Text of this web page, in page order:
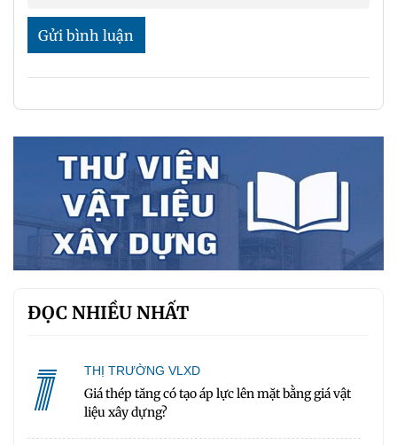
Gửi bình luận
ĐỌC NHIỀU NHẤT
1 THỊ TRƯỜNG VLXD
Giá thép tăng có tạo áp lực lên mặt bằng giá vật
liệu xây dựng?